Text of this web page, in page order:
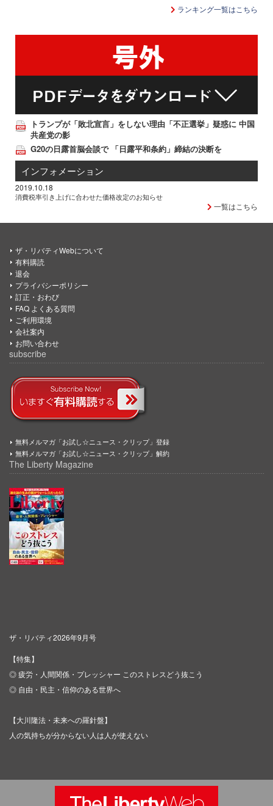
ランキング一覧はこちら
トランプが「敗北宣言」をしない理由「不正選挙」疑惑に 中国
共産党の影
G20の日露首脳会談で 「日露平和条約」締結の決断を
インフォメーション
2019.10.18
消費税率引き上げに合わせた価格改定のお知らせ
一覧はこちら
ザ・リバティWebについて
有料購読
退会
プライバシーポリシー
訂正・おわび
FAQ よくある質問
ご利用環境
会社案内
お問い合わせ
subscribe
無料メルマガ「お試し☆ニュース・クリップ」登録
無料メルマガ「お試し☆ニュース・クリップ」解約
The Liberty Magazine
ザ・リバティ2026年9月号
【特集】
◎ 疲労・人間関係・プレッシャー このストレスどう抜こう
◎ 自由・民主・信仰のある世界へ
【大川隆法・未来への羅針盤】
人の気持ちが分からない人は人が使えない